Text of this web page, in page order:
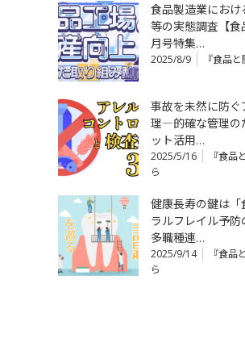
食品製造業におけ
等の実態調査【
月号特集…
2025/8/9 『食品
事故を未然に防ぐ
理―的確な管理の
ット活用…
2025/5/16
『食品
ら
健康長寿の鍵は「
ラルフレイル予防
多職種連…
2025/9/14
『食品
ら